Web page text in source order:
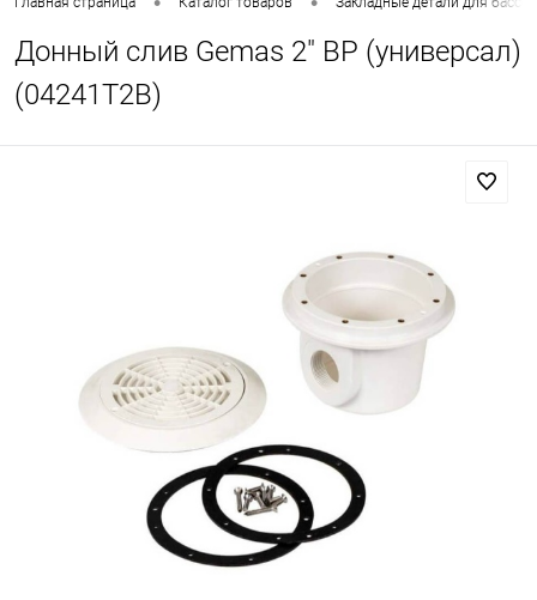
Донный слив Gemas 2" ВР (универсал)
(04241T2B)